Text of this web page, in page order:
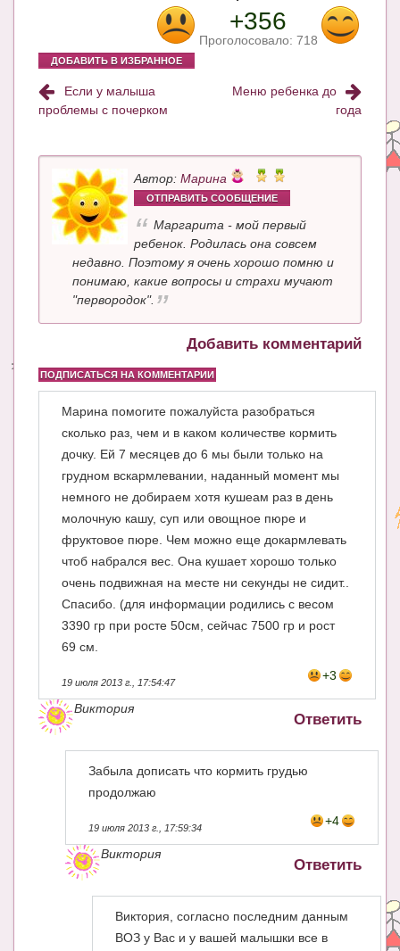
+356
Проголосовало: 718
ДОБАВИТЬ В ИЗБРАННОЕ
Если у малыша
проблемы с почерком
Меню ребенка до
года
Автор: Марина
ОТПРАВИТЬ СООБЩЕНИЕ
Маргарита - мой первый
ребенок. Родилась она совсем
недавно. Поэтому я очень хорошо помню и
понимаю, какие вопросы и страхи мучают
"первородок".
Добавить комментарий
ПОДПИСАТЬСЯ НА КОММЕНТАРИИ
Марина помогите пожалуйста разобраться
сколько раз, чем и в каком количестве кормить
дочку. Ей 7 месяцев до 6 мы были только на
грудном вскармлевании, наданный момент мы
немного не добираем хотя кушеам раз в день
молочную кашу, суп или овощное пюре и
фруктовое пюре. Чем можно еще докармлевать
чтоб набрался вес. Она кушает хорошо только
очень подвижная на месте ни секунды не сидит..
Спасибо. (для информации родились с весом
3390 гр при росте 50см, сейчас 7500 гр и рост
69 см.
+3
19 июля 2013 г., 17:54:47
Ответить
Виктория
Забыла дописать что кормить грудью
продолжаю
+4
19 июля 2013 г., 17:59:34
Ответить
Виктория
Виктория, согласно последним данным
ВОЗ у Вас и у вашей малышки все в